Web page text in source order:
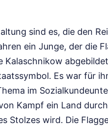
sind es, die den
ein Junge, der die
Es war für
im
Kampf ein Land
Stolzes wird. Die